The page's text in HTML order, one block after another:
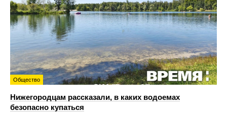
Общество
Нижегородцам рассказали, в каких водоемах
безопасно купаться